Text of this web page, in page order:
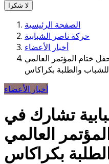
لا شكرا
الصفحة الرئيسية
حركة ناصر الشبابية
أخبار الأعضاء
ختام المؤتمر العالمي
للشباب والطلبة بكراكاس
أخبار الأعضاء
تشارك في
العالمي
بكراكاس